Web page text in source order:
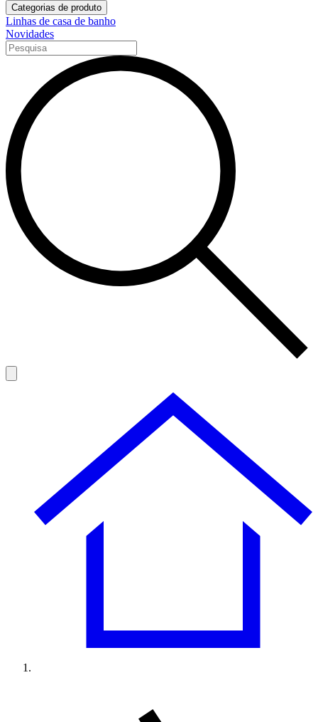
Categorias de produto
Linhas de casa de banho
Novidades